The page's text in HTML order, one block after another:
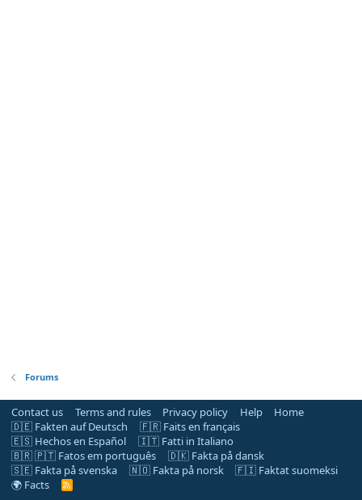
Forums
Contact us Terms and rules Privacy policy Help
Home
🇩🇪 Fakten auf Deutsch
🇫🇷 Faits en français
🇪🇸 Hechos en Español
🇮🇹 Fatti in Italiano
🇧🇷 🇵🇹 Fatos em português
🇩🇰 Fakta på dansk
🇸🇪 Fakta på svenska
🇳🇴 Fakta på norsk
🇫🇮 Faktat suomeksi
🌍 Facts
R